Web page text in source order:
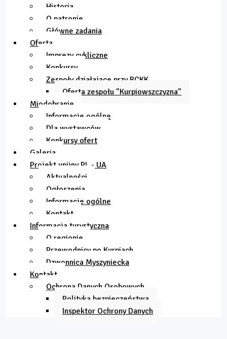
Historia
O patronie
Główne zadania
Oferta
Imprezy cykliczne
Konkursy
Zespoły działające przy RCKK
Oferta zespołu "Kurpiowszczyzna"
Miodobranie
Informacje ogólne
Dla wystawców
Konkursy ofert
Galeria
Projekt unijny PL - UA
Aktualności
Ogłoszenia
Informacje ogólne
Kontakt
Informacja turystyczna
O regionie
Przewodnicy po Kurpiach
Dzwonnica Myszyniecka
Kontakt
Ochrona Danych Osobowych
Polityka bezpieczeństwa
Inspektor Ochrony Danych